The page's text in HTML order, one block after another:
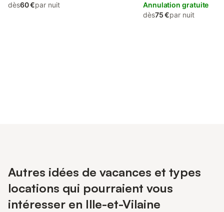
dès60 €par nuit
Annulation gratuite
dès75 €par nuit
Autres idées de vacances et types
locations qui pourraient vous
intéresser en Ille-et-Vilaine